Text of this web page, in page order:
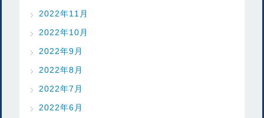
2022年11月
2022年10月
2022年9月
2022年8月
2022年7月
2022年6月